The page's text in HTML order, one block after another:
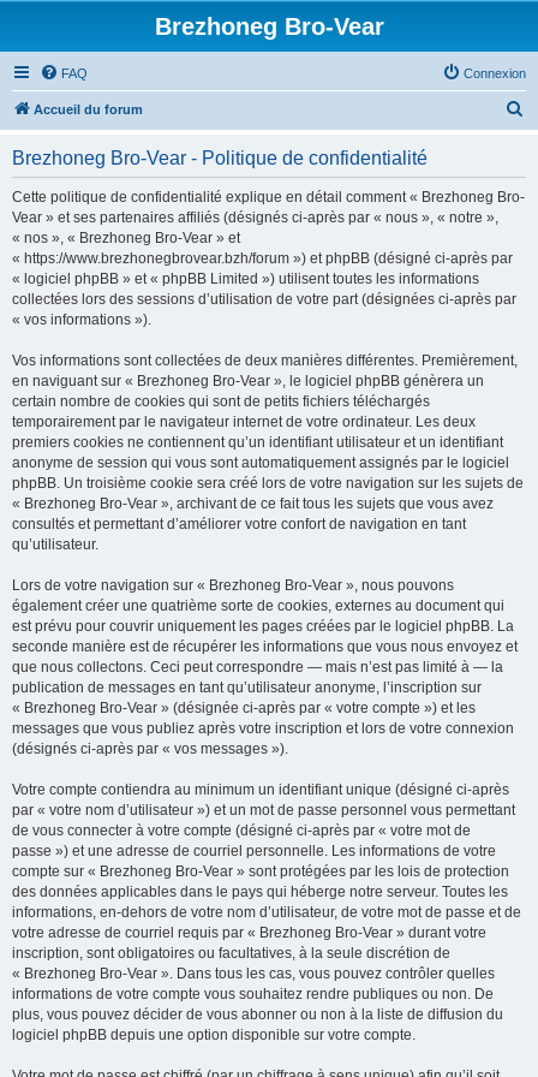
Brezhoneg Bro-Vear
FAQ Connexion
Accueil du forum
Brezhoneg Bro-Vear - Politique de confidentialité
Cette politique de confidentialité explique en détail comment « Brezhoneg Bro-
Vear » et ses partenaires affiliés (désignés ci-après par « nous », « notre »,
« nos », « Brezhoneg Bro-Vear » et
« https://www.brezhonegbrovear.bzh/forum ») et phpBB (désigné ci-après par
« logiciel phpBB » et « phpBB Limited ») utilisent toutes les informations
collectées lors des sessions d’utilisation de votre part (désignées ci-après par
« vos informations »).
Vos informations sont collectées de deux manières différentes. Premièrement,
en naviguant sur « Brezhoneg Bro-Vear », le logiciel phpBB génèrera un
certain nombre de cookies qui sont de petits fichiers téléchargés
temporairement par le navigateur internet de votre ordinateur. Les deux
premiers cookies ne contiennent qu’un identifiant utilisateur et un identifiant
anonyme de session qui vous sont automatiquement assignés par le logiciel
phpBB. Un troisième cookie sera créé lors de votre navigation sur les sujets de
« Brezhoneg Bro-Vear », archivant de ce fait tous les sujets que vous avez
consultés et permettant d’améliorer votre confort de navigation en tant
qu’utilisateur.
Lors de votre navigation sur « Brezhoneg Bro-Vear », nous pouvons
également créer une quatrième sorte de cookies, externes au document qui
est prévu pour couvrir uniquement les pages créées par le logiciel phpBB. La
seconde manière est de récupérer les informations que vous nous envoyez et
que nous collectons. Ceci peut correspondre — mais n’est pas limité à — la
publication de messages en tant qu’utilisateur anonyme, l’inscription sur
« Brezhoneg Bro-Vear » (désignée ci-après par « votre compte ») et les
messages que vous publiez après votre inscription et lors de votre connexion
(désignés ci-après par « vos messages »).
Votre compte contiendra au minimum un identifiant unique (désigné ci-après
par « votre nom d’utilisateur ») et un mot de passe personnel vous permettant
de vous connecter à votre compte (désigné ci-après par « votre mot de
passe ») et une adresse de courriel personnelle. Les informations de votre
compte sur « Brezhoneg Bro-Vear » sont protégées par les lois de protection
des données applicables dans le pays qui héberge notre serveur. Toutes les
informations, en-dehors de votre nom d’utilisateur, de votre mot de passe et de
votre adresse de courriel requis par « Brezhoneg Bro-Vear » durant votre
inscription, sont obligatoires ou facultatives, à la seule discrétion de
« Brezhoneg Bro-Vear ». Dans tous les cas, vous pouvez contrôler quelles
informations de votre compte vous souhaitez rendre publiques ou non. De
plus, vous pouvez décider de vous abonner ou non à la liste de diffusion du
logiciel phpBB depuis une option disponible sur votre compte.